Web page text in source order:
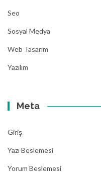
Seo
Sosyal Medya
Web Tasarım
Yazılım
Meta
Giriş
Yazı Beslemesi
Yorum Beslemesi